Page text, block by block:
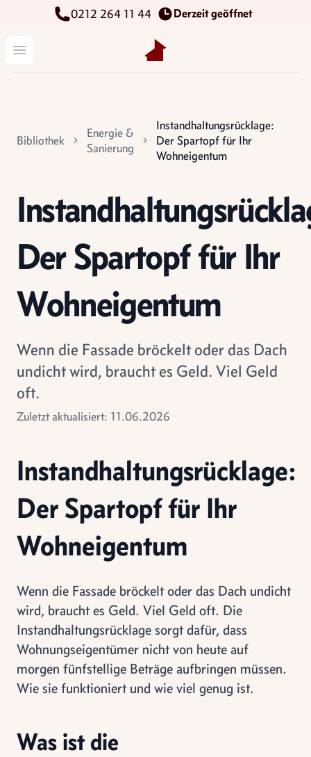
0212 264 11 44 Derzeit geöffnet
Menü öffnen Kettenbach Immobilien GmbH
Bibliothek
Energie &
Sanierung
Instandhaltungsrücklage:
Der Spartopf für Ihr
Wohneigentum
Der Spartopf für Ihr
Wohneigentum
Wenn die Fassade bröckelt oder das Dach
undicht wird, braucht es Geld. Viel Geld
oft.
Zuletzt aktualisiert: 11.06.2026
Instandhaltungsrücklage:
Der Spartopf für Ihr
Wohneigentum
Wenn die Fassade bröckelt oder das Dach undicht
wird, braucht es Geld. Viel Geld oft. Die
Instandhaltungsrücklage sorgt dafür, dass
Wohnungseigentümer nicht von heute auf
morgen fünfstellige Beträge aufbringen müssen.
Wie sie funktioniert und wie viel genug ist.
Was ist die